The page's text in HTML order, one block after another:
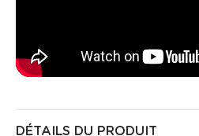
DÉTAILS DU PRODUIT